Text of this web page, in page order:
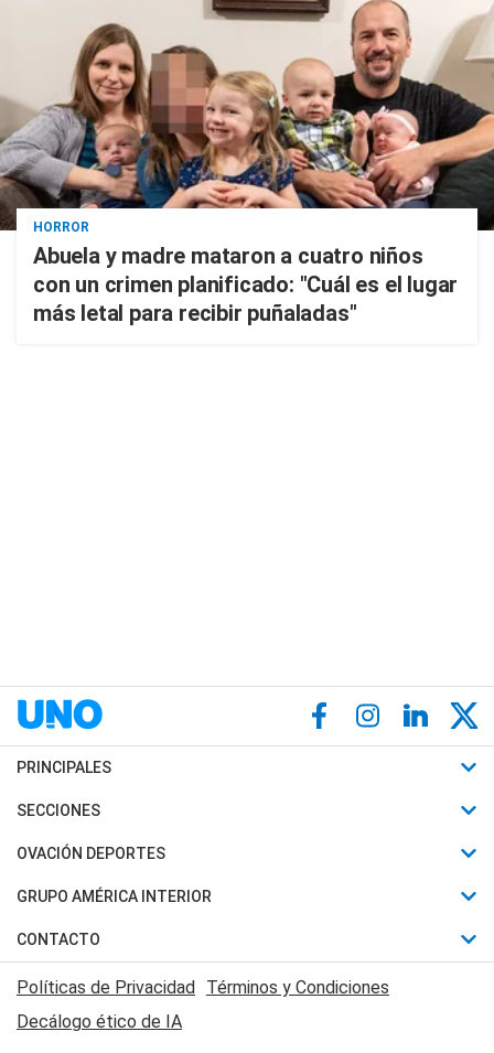
HORROR
Abuela y madre mataron a cuatro niños
con un crimen planificado: "Cuál es el lugar
más letal para recibir puñaladas"
PRINCIPALES
Últimas Noticias
Política
Judiciales
Economia
SECCIONES
Horóscopo
Motores
Trucos caseros
Series y Películas
Edictos y Solicitadas
OVACIÓN DEPORTES
Fútbol
Mundial
Automovilismo
Rugby
GRUPO AMÉRICA INTERIOR
Canal 7 en Vivo
CONTACTO
Acerca de Nosotros
Contactanos
Políticas de Privacidad Términos y Condiciones
Decálogo ético de IA